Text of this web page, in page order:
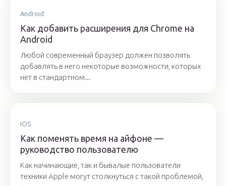
Android
Как добавить расширения для Chrome на
Android
Любой современный браузер должен позволять
добавлять в него некоторые возможности, которых
нет в стандартном...
IOS
Как поменять время на айфоне —
руководство пользователю
Как начинающие, так и бывалые пользователи
техники Apple могут столкнуться с такой проблемой,